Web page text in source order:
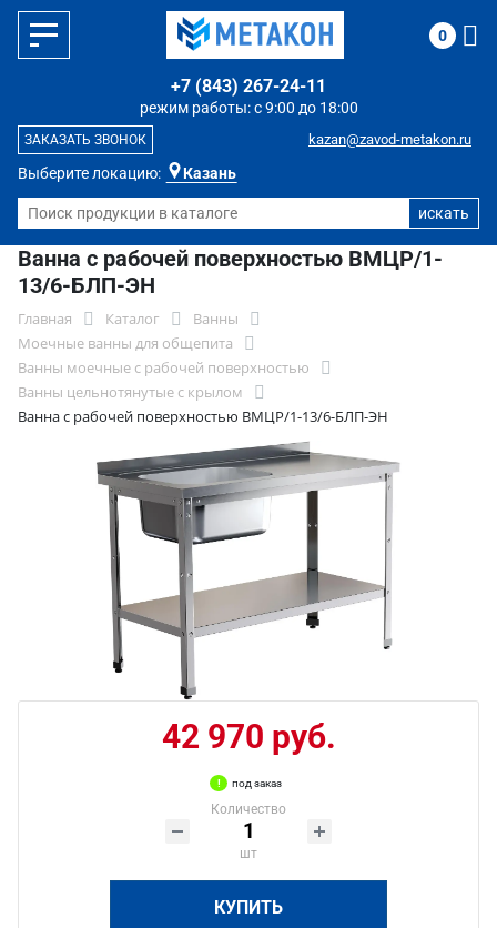
Выберите локацию: Казань
режим работы: с 9:00 до 18:00
+7 (843) 267-24-11
kazan@zavod-metakon.ru
ЗАКАЗАТЬ ЗВОНОК
0
Ванна с рабочей поверхностью ВМЦР/1-
13/6-БЛП-ЭН
Главная Каталог
Ванны
Моечные ванны для общепита
Ванны моечные с рабочей поверхностью
Ванны цельнотянутые с крылом
Ванна с рабочей поверхностью ВМЦР/1-13/6-БЛП-ЭН
42 970 руб.
под заказ
Количество
шт
КУПИТЬ